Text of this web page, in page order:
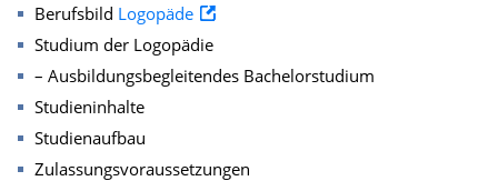
Berufsbild Logopäde
Studium der Logopädie
– Ausbildungsbegleitendes Bachelorstudium
Studieninhalte
Studienaufbau
Zulassungsvoraussetzungen